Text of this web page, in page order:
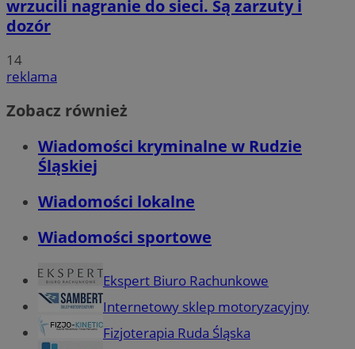
wrzucili nagranie do sieci. Są zarzuty i
dozór
14
reklama
Zobacz również
Wiadomości kryminalne w Rudzie
Śląskiej
Wiadomości lokalne
Wiadomości sportowe
Ekspert Biuro Rachunkowe
Internetowy sklep motoryzacyjny
Fizjoterapia Ruda Śląska